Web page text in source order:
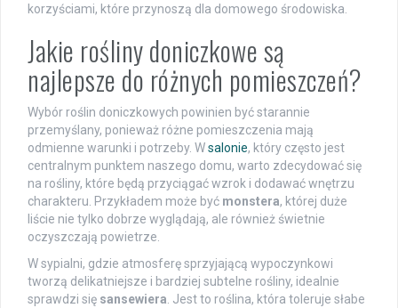
korzyściami, które przynoszą dla domowego środowiska.
Jakie rośliny doniczkowe są
najlepsze do różnych pomieszczeń?
Wybór roślin doniczkowych powinien być starannie
przemyślany, ponieważ różne pomieszczenia mają
odmienne warunki i potrzeby. Wsalonie, który często jest
centralnym punktem naszego domu, warto zdecydować się
na rośliny, które będą przyciągać wzrok i dodawać wnętrzu
charakteru. Przykładem może być monstera, której duże
liście nie tylko dobrze wyglądają, ale również świetnie
oczyszczają powietrze.
W sypialni, gdzie atmosferę sprzyjającą wypoczynkowi
tworzą delikatniejsze i bardziej subtelne rośliny, idealnie
sprawdzi się sansewiera. Jest to roślina, która toleruje słabe